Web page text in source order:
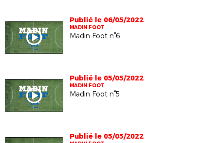
Publié le 06/05/2022
MADIN FOOT
Madin Foot n°6
Publié le 05/05/2022
MADIN FOOT
Madin Foot n°5
Publié le 05/05/2022